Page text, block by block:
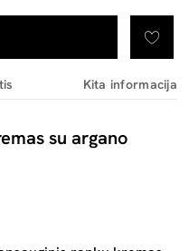
Kita informacija
su argano